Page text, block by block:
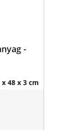
-
x 48 x 3 cm